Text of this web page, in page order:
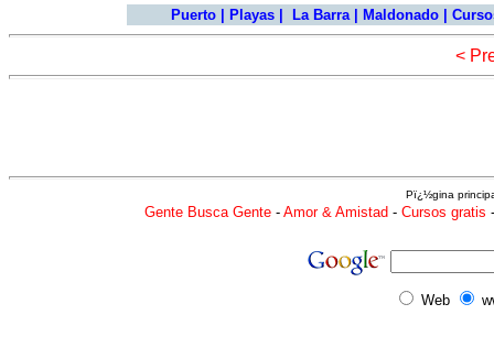
Puerto| Playas| La Barra| Maldonado|
<
Pï¿½gina
Gente Busca Gente - Amor & Amistad - Cursos gratis
Web